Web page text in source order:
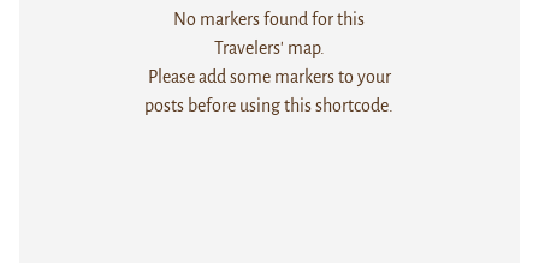
No markers found for this
Travelers' map.
Please add some markers to your
posts before using this shortcode.